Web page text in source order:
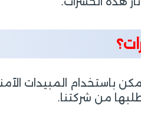
باستخدام المبيدات
من شركتنا.